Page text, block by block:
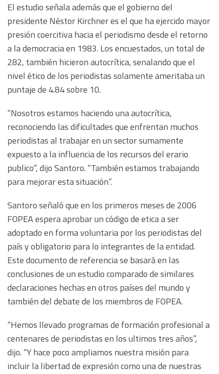
El estudio señala además que el gobierno del
presidente Néstor Kirchner es el que ha ejercido mayor
presión coercitiva hacia el periodismo desde el retorno
a la democracia en 1983. Los encuestados, un total de
282, también hicieron autocrítica, senalando que el
nivel ético de los periodistas solamente ameritaba un
puntaje de 4.84 sobre 10.
“Nosotros estamos haciendo una autocrítica,
reconociendo las dificultades que enfrentan muchos
periodistas al trabajar en un sector sumamente
expuesto a la influencia de los recursos del erario
publico”, dijo Santoro. “También estamos trabajando
para mejorar esta situación”.
Santoro señaló que en los primeros meses de 2006
FOPEA espera aprobar un código de etica a ser
adoptado en forma voluntaria por los periodistas del
país y obligatorio para lo integrantes de la entidad.
Este documento de referencia se basará en las
conclusiones de un estudio comparado de similares
declaraciones hechas en otros países del mundo y
también del debate de los miembros de FOPEA.
“Hemos llevado programas de formación profesional a
centenares de periodistas en los ultimos tres años”,
dijo. “Y hace poco ampliamos nuestra misión para
incluir la libertad de expresión como una de nuestras